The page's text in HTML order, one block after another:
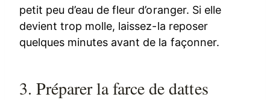
petit peu d’eau de fleur d’oranger. Si elle
devient trop molle, laissez-la reposer
quelques minutes avant de la façonner.
3. Préparer la farce de dattes